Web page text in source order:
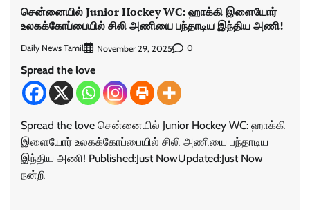
சென்னையில் Junior Hockey WC: ஹாக்கி இளையோர்
உலகக்கோப்பையில் சிலி அணியை பந்தாடிய இந்திய அணி!
Daily News Tamil November 29, 2025 0
Spread the love
Spread the love சென்னையில் Junior Hockey WC: ஹாக்கி
இளையோர் உலகக்கோப்பையில் சிலி அணியை பந்தாடிய
இந்திய அணி! Published:Just NowUpdated:Just Now
நன்றி